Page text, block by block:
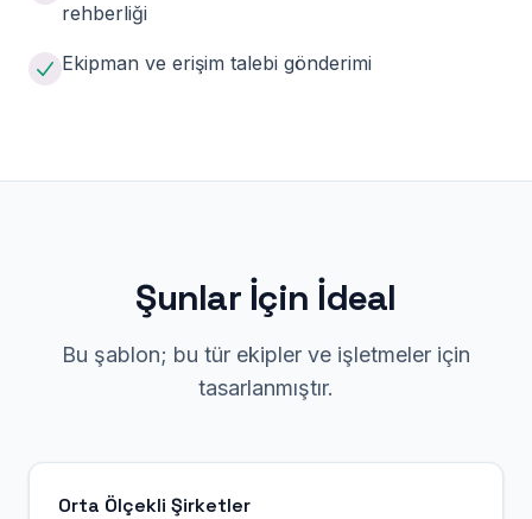
rehberliği
Ekipman ve erişim talebi gönderimi
Şunlar İçin İdeal
Bu şablon; bu tür ekipler ve işletmeler için
tasarlanmıştır.
Orta Ölçekli Şirketler